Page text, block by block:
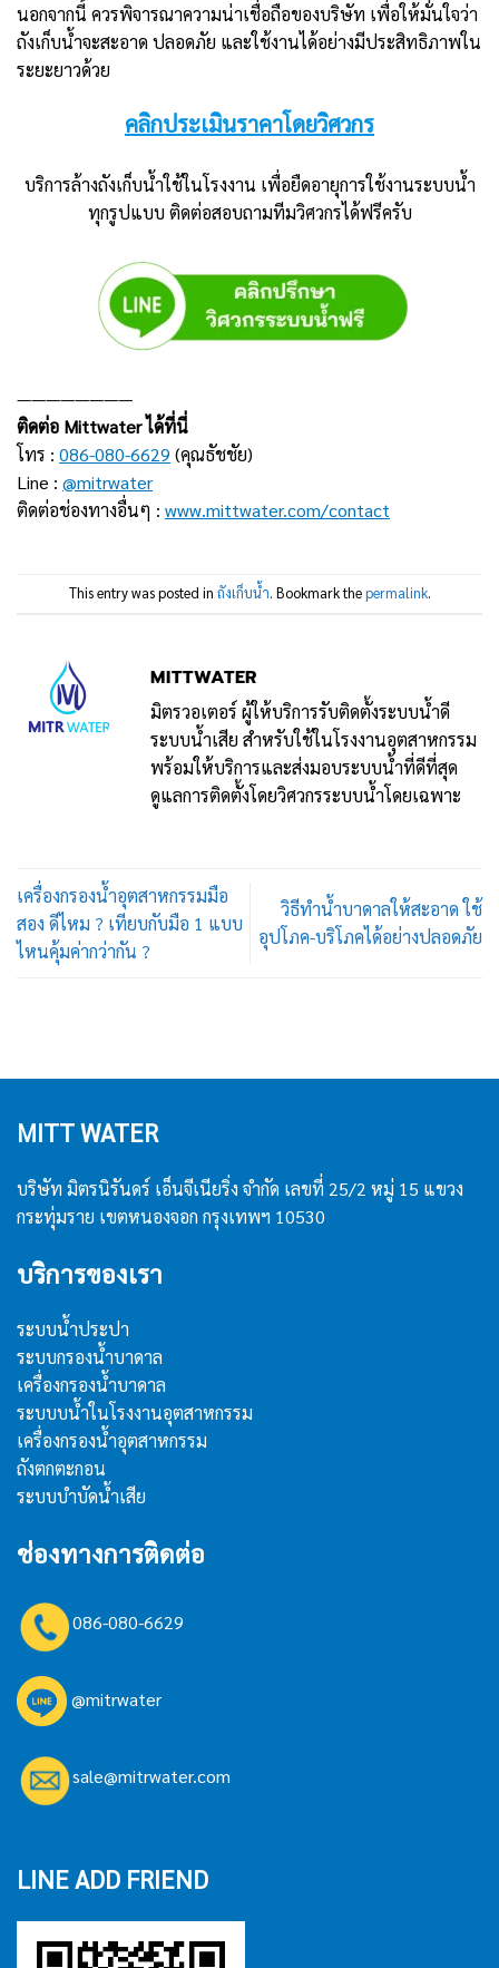
นอกจากนี้ ควรพิจารณาความน่าเชื่อถือของบริษัท เพื่อให้มั่นใจว่า
ถังเก็บน้ำจะสะอาด ปลอดภัย และใช้งานได้อย่างมีประสิทธิภาพใน
ระยะยาวด้วย
คลิกประเมินราคาโดยวิศวกร
บริการล้างถังเก็บน้ำใช้ในโรงงาน เพื่อยืดอายุการใช้งานระบบน้ำ
ทุกรูปแบบ ติดต่อสอบถามทีมวิศวกรได้ฟรีครับ
————————
ติดต่อ Mittwater ได้ที่นี่
โทร : 086-080-6629 (คุณธัชชัย)
Line : @mitrwater
ติดต่อช่องทางอื่นๆ : www.mittwater.com/contact
This entry was posted in ถังเก็บน้ำ. Bookmark thepermalink.
MITTWATER
มิตรวอเตอร์ ผู้ให้บริการรับติดตั้งระบบน้ำดี
ระบบน้ำเสีย สำหรับใช้ในโรงงานอุตสาหกรรม
พร้อมให้บริการและส่งมอบระบบน้ำที่ดีที่สุด
ดูแลการติดตั้งโดยวิศวกรระบบน้ำโดยเฉพาะ
เครื่องกรองน้ำอุตสาหกรรมมือ
สอง ดีไหม ? เทียบกับมือ 1 แบบ
ไหนคุ้มค่ากว่ากัน ?
วิธีทำน้ำบาดาลให้สะอาด ใช้
อุปโภค-บริโภคได้อย่างปลอดภัย
MITT WATER
บริษัท มิตรนิรันดร์ เอ็นจีเนียริ่ง จำกัด เลขที่ 25/2 หมู่ 15 แขวง
กระทุ่มราย เขตหนองจอก กรุงเทพฯ 10530
บริการของเรา
ระบบน้ำประปา
ระบบกรองน้ำบาดาล
เครื่องกรองน้ำบาดาล
ระบบบน้ำในโรงงานอุตสาหกรรม
เครื่องกรองน้ำอุตสาหกรรม
ถังตกตะกอน
ระบบบำบัดน้ำเสีย
ช่องทางการติดต่อ
086-080-6629
@mitrwater
sale@mitrwater.com
LINE ADD FRIEND